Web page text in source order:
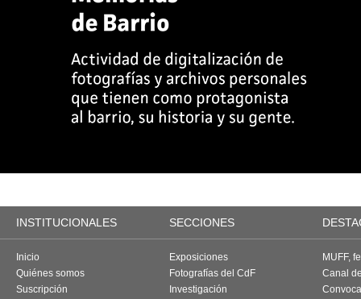
INSTITUCIONALES SECCIONES
Inicio
Quiénes somos
Suscripción
Exposiciones
Fotografías del CdF
Investigación
MUFF,
Canal